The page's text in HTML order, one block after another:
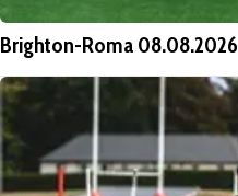
Brighton-Roma 08.08.2026